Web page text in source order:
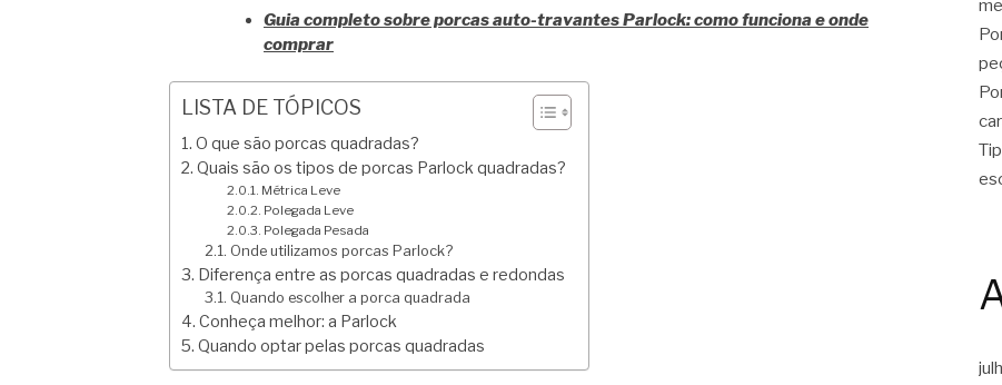
Guia completo sobre porcas auto-travantes Parlock: como funciona e onde
comprar
LISTA DE TÓPICOS
O que são porcas quadradas?
Quais são os tipos de porcas Parlock quadradas?
Métrica Leve
Polegada Leve
Polegada Pesada
Onde utilizamos porcas Parlock?
Diferença entre as porcas quadradas e redondas
Quando escolher a porca quadrada
Conheça melhor: a Parlock
Quando optar pelas porcas quadradas